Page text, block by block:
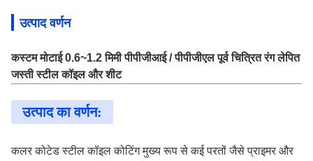
उत्पाद वर्णन
कस्टम मोटाई 0.6~1.2 मिमी पीपीजीआई / पीपीजीएल पूर्व चित्रित रंग लेपित
जस्ती स्टील कॉइल और शीट
उत्पाद का वर्णन:
कलर कोटेड स्टील कॉइल कोटिंग मुख्य रूप से कई परतों जैसे प्राइमर और